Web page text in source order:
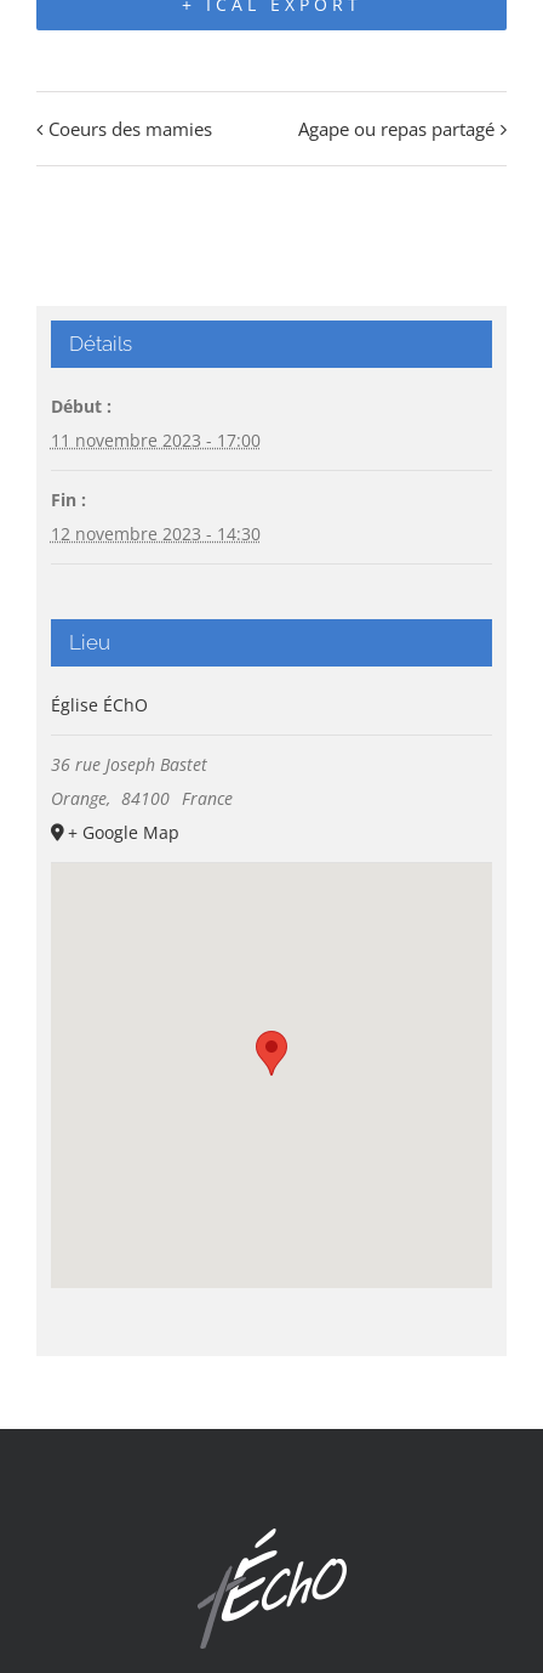
Coeurs des mamies Agape ou repas partagé
Détails
Début :
11 novembre 2023 - 17:00
Fin :
12 novembre 2023 - 14:30
Lieu
Église ÉChO
36 rue Joseph Bastet
Orange, 84100 France
+ Google Map